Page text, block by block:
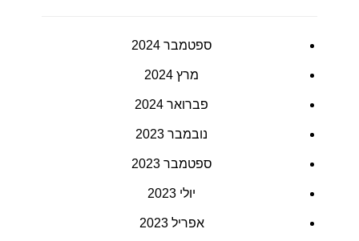
ספטמבר 2024
מרץ 2024
פברואר 2024
נובמבר 2023
ספטמבר 2023
יולי 2023
אפריל 2023